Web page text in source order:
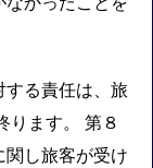
る責任は、旅
ります。 第８
し旅客が受け